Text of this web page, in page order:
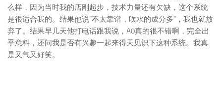
这种“原车音响升级”所带来的效果。
L：悄悄告诉O版，今年年初我问何宇，这个无损的系统怎
么样，因为当时我的店刚起步，技术力量还有欠缺，这个系统
是很适合我的。结果他说“不太靠谱，吹水的成分多”，我也就放
弃了。结果早几天他打电话跟我说，A0真的很不错啊，完全出